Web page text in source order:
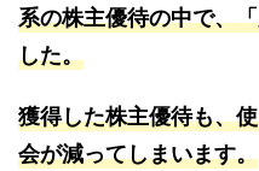
系の株主優待の中で、
した。
獲得した株主優待も、
会が減ってしまいます。